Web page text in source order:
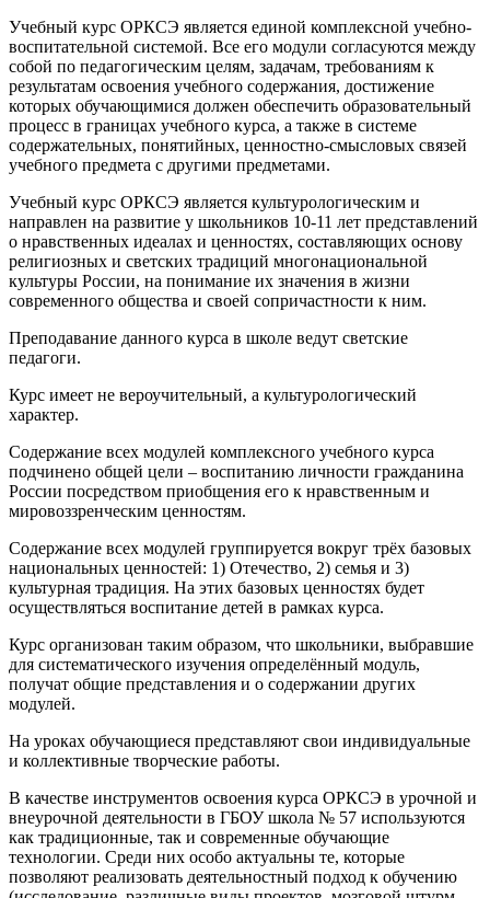
Учебный курс ОРКСЭ является единой комплексной учебно-
воспитательной системой. Все его модули согласуются между
собой по педагогическим целям, задачам, требованиям к
результатам освоения учебного содержания, достижение
которых обучающимися должен обеспечить образовательный
процесс в границах учебного курса, а также в системе
содержательных, понятийных, ценностно-смысловых связей
учебного предмета с другими предметами.
Учебный курс ОРКСЭ является культурологическим и
направлен на развитие у школьников 10-11 лет представлений
о нравственных идеалах и ценностях, составляющих основу
религиозных и светских традиций многонациональной
культуры России, на понимание их значения в жизни
современного общества и своей сопричастности к ним.
Преподавание данного курса в школе ведут светские
педагоги.
Курс имеет не вероучительный, а культурологический
характер.
Содержание всех модулей комплексного учебного курса
подчинено общей цели – воспитанию личности гражданина
России посредством приобщения его к нравственным и
мировоззренческим ценностям.
Содержание всех модулей группируется вокруг трёх базовых
национальных ценностей: 1) Отечество, 2) семья и 3)
культурная традиция. На этих базовых ценностях будет
осуществляться воспитание детей в рамках курса.
Курс организован таким образом, что школьники, выбравшие
для систематического изучения определённый модуль,
получат общие представления и о содержании других
модулей.
На уроках обучающиеся представляют свои индивидуальные
и коллективные творческие работы.
В качестве инструментов освоения курса ОРКСЭ в урочной и
внеурочной деятельности в ГБОУ школа № 57 используются
как традиционные, так и современные обучающие
технологии. Среди них особо актуальны те, которые
позволяют реализовать деятельностный подход к обучению